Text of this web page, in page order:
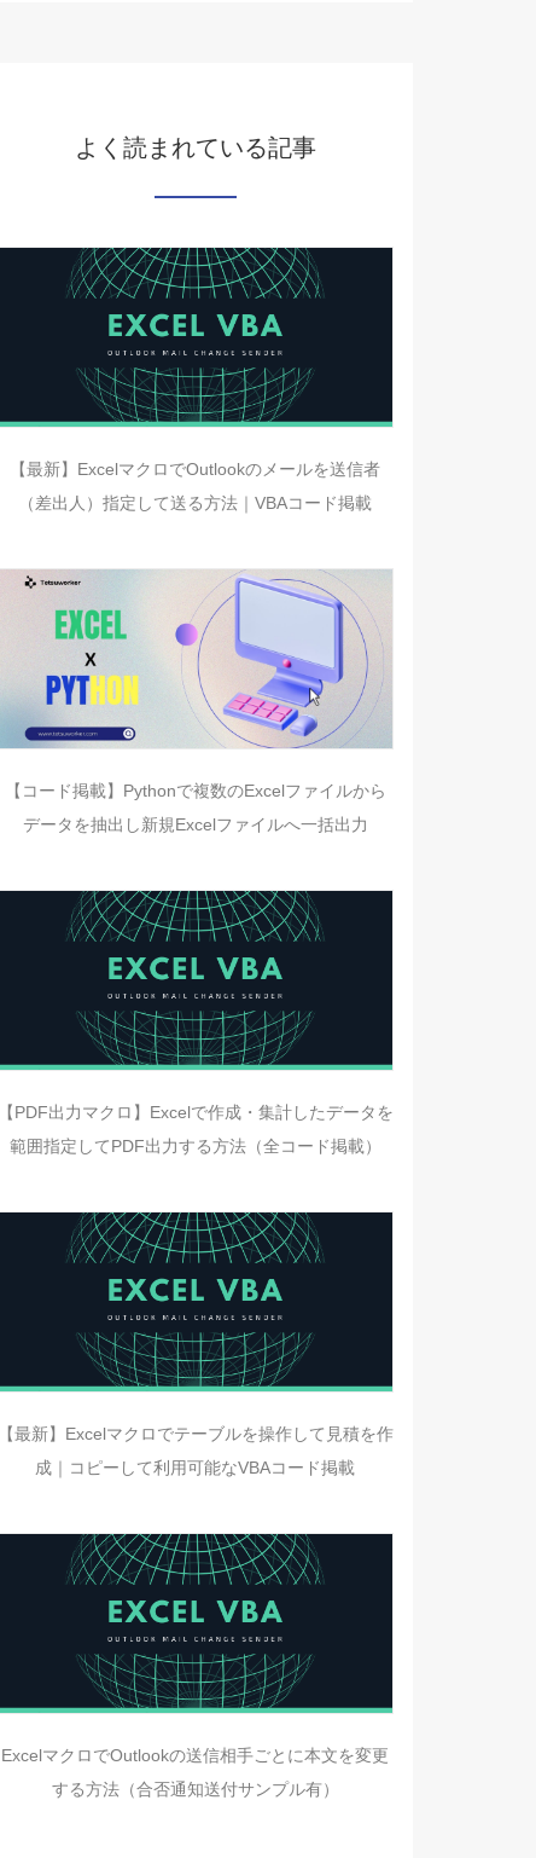
よく読まれている記事
【最新】ExcelマクロでOutlookのメールを送信者
（差出人）指定して送る方法｜VBAコード掲載
【コード掲載】Pythonで複数のExcelファイルから
データを抽出し新規Excelファイルへ一括出力
【PDF出力マクロ】Excelで作成・集計したデータを
範囲指定してPDF出力する方法（全コード掲載）
【最新】Excelマクロでテーブルを操作して見積を作
成｜コピーして利用可能なVBAコード掲載
ExcelマクロでOutlookの送信相手ごとに本文を変更
する方法（合否通知送付サンプル有）